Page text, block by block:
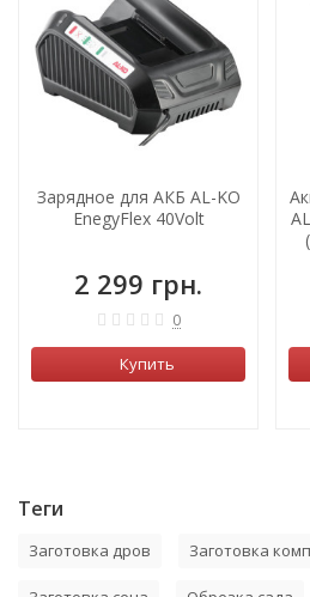
Зарядное для АКБ AL-KO
EnegyFlex 40Volt
2 299 грн.
0
Купить
Теги
Заготовка дров Заготовка